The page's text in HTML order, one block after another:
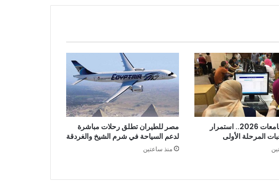
تنسيق الجامعات 2026.. استمرار
المرحلة الأولى
مصر للطيران تطلق رحلات مباشرة
لدعم السياحة في شرم الشيخ والغردقة
منذ ساعتين